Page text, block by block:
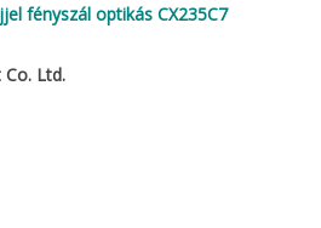
fényszál optikás CX235C7
Ltd.